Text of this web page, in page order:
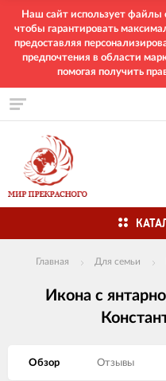
Наш сайт использует файлы
чтобы гарантировать
предоставляя
предпочтения в области
помогая получить
Главная Для семьи
Икона с
Обзор Отзывы